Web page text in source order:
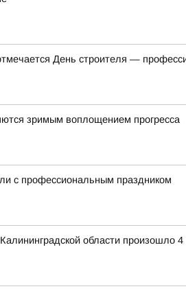
День строителя —
зримым воплощением прогресса
с профессиональным праздником
области произошло 4